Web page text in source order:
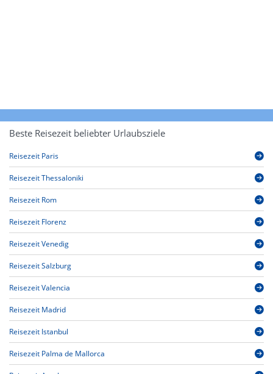
Beste Reisezeit beliebter Urlaubsziele
Reisezeit Paris
Reisezeit Thessaloniki
Reisezeit Rom
Reisezeit Florenz
Reisezeit Venedig
Reisezeit Salzburg
Reisezeit Valencia
Reisezeit Madrid
Reisezeit Istanbul
Reisezeit Palma de Mallorca